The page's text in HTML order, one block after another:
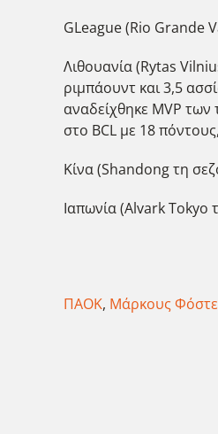
GLeague (Rio Grande
Λιθουανία (Rytas
ριμπάουντ και 3,5
αναδείχθηκε ΜVP των
στο BCL με 18
Κίνα (Shandong τη
Ιαπωνία (Alvark Tokyo
ΠΑΟΚ, Μάρκους